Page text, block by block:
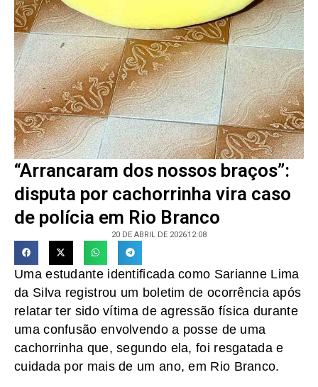
“Arrancaram dos nossos braços”:
disputa por cachorrinha vira caso
de polícia em Rio Branco
20 DE ABRIL DE 202612:08
Uma estudante identificada como Sarianne Lima
da Silva registrou um boletim de ocorrência após
relatar ter sido vítima de agressão física durante
uma confusão envolvendo a posse de uma
cachorrinha que, segundo ela, foi resgatada e
cuidada por mais de um ano, em Rio Branco.